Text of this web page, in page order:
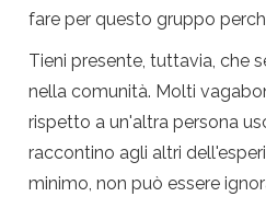
fare per questo gruppo
Tieni presente, tuttavia, che
nella comunità. Molti
rispetto a un'altra persona
raccontino agli altri
minimo, non può essere